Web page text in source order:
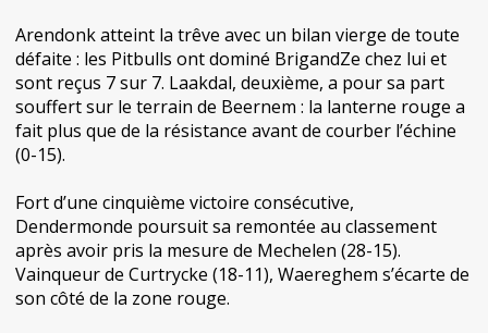
Arendonk atteint la trêve avec un bilan vierge de toute
défaite : les Pitbulls ont dominé BrigandZe chez lui et
sont reçus 7 sur 7. Laakdal, deuxième, a pour sa part
souffert sur le terrain de Beernem : la lanterne rouge a
fait plus que de la résistance avant de courber l’échine
(0-15).
Fort d’une cinquième victoire consécutive,
Dendermonde poursuit sa remontée au classement
après avoir pris la mesure de Mechelen (28-15).
Vainqueur de Curtrycke (18-11), Waereghem s’écarte de
son côté de la zone rouge.